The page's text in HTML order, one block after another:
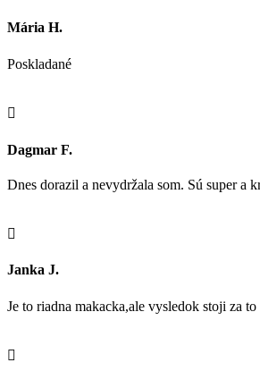
Mária H.
Poskladané

Dagmar F.
Dnes dorazil a nevydržala som. Sú super a

Janka J.
Je to riadna makacka,ale vysledok stoji za to
